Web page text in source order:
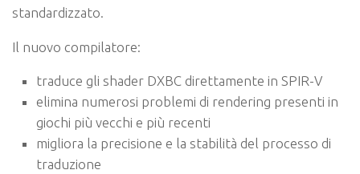
standardizzato.
Il nuovo compilatore:
traduce gli shader DXBC direttamente in SPIR-V
elimina numerosi problemi di rendering presenti in
giochi più vecchi e più recenti
migliora la precisione e la stabilità del processo di
traduzione